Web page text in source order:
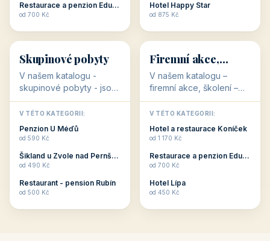
Restaurace a penzion Eduard
od 700 Kč
Hotel Happy Star
od 875 Kč
👥
👥
32 objektů
Skupinové pobyty
V našem katalogu -
skupinové pobyty - jsou
pro Vás připraveny
objekty, které nabízí
ubytování skupin v
penzionech, hotelích a
Budete překva...
V TÉTO KATEGORII:
Penzion U Méďů
od 590 Kč
Šikland u Zvole nad Pernštejnem
od 490 Kč
Restaurant - pension Rubín
od 500 Kč
💼
💼
31 objektů
Firemní akce,
školení
V našem katalogu –
firemní akce, školení –
jsou pro Vás připraveny
objekty, které mají
zkušenosti pořádat i
menší firemní akce a
ob...
V TÉTO KATEGORII:
Hotel a restaurace Koníček
od 1 170 Kč
Restaurace a penzion Eduard
od 700 Kč
Hotel Lípa
od 450 Kč